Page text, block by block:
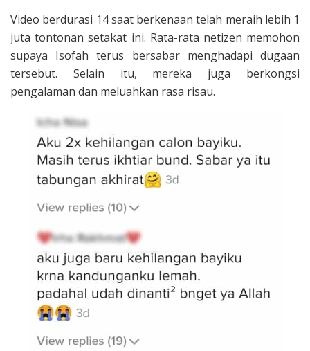
Video berdurasi 14 saat berkenaan telah meraih lebih 1
juta tontonan setakat ini. Rata-rata netizen memohon
supaya Isofah terus bersabar menghadapi dugaan
tersebut. Selain itu, mereka juga berkongsi
pengalaman dan meluahkan rasa risau.